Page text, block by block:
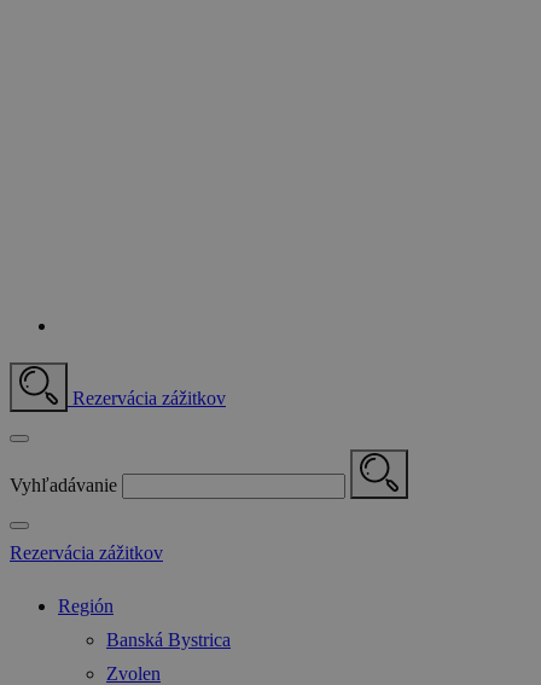
Rezervácia zážitkov
Vyhľadávanie
Rezervácia zážitkov
Región
Banská Bystrica
Zvolen